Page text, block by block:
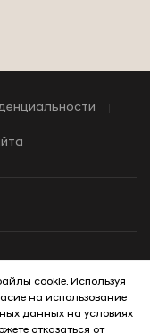
cookie. Используя
на использование
данных на условиях
отказаться от